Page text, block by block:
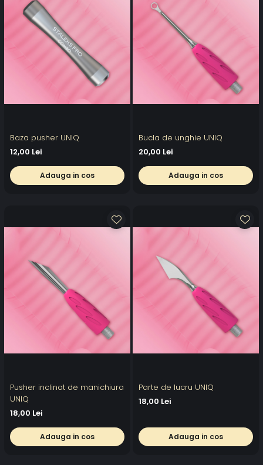
Baza pusher UNIQ
12,00 Lei
Adauga in cos
Bucla de unghie UNIQ
20,00 Lei
Adauga in cos
Pusher inclinat de manichiura
UNIQ
18,00 Lei
Adauga in cos
Parte de lucru UNIQ
18,00 Lei
Adauga in cos